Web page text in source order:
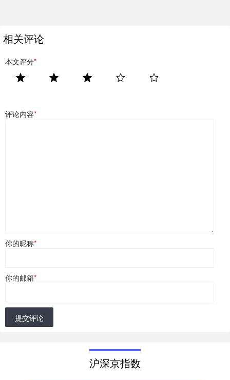
相关评论
本文评分*
评论内容*
你的昵称*
你的邮箱*
提交评论
沪深京指数